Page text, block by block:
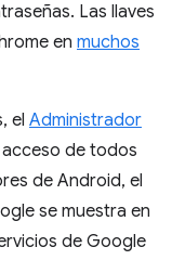
Las llaves
en muchos
el Administrador
acceso de todos
de Android, el
se muestra en
de Google